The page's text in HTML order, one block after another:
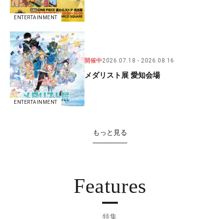
ENTERTAINMENT
ENTERTAINMENT
開催中2026.07.18 2026.08.16
メダリスト展 愛知会場
もっと見る
Features
特集